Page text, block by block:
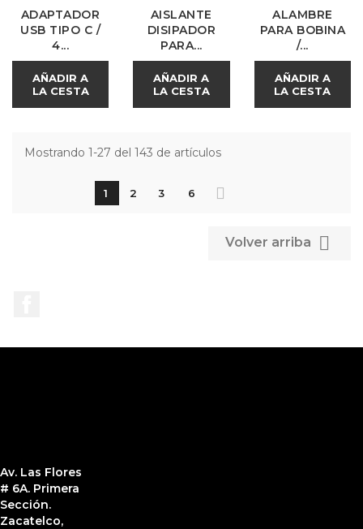
ADAPTADOR
USB TIPO C /
4...
AÑADIR A
LA CESTA
AISLANTE
DISIPADOR
PARA...
AÑADIR A
LA CESTA
ALAMBRE
PARA BOBINA
/...
AÑADIR A
LA CESTA
Mostrando 1-27 del 143 de artículos
1 2 3 6
Volver arriba 
Av. Las Flores
# 6A. Primera
Sección.
Zacatelco,